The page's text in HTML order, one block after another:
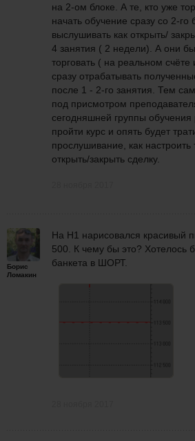
на 2-ом блоке. А те, кто уже
начать обучение сразу со 2-го
выслушивать как открыть/
4 занятия ( 2 недели). А они
торговать ( на реальном счёте
сразу отрабатывать
после 1 - 2-го занятия. Тем
под присмотром
сегодняшней группы
пройти курс и опять будет
прослушивание, как настроить
открыть/закрыть сделку.
Борис
Ломакин
На Н1 нарисовался красивый
500. К чему бы это? Хотелось
банкета в ШОРТ.